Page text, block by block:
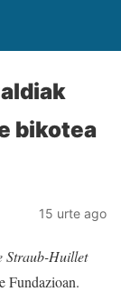
bikotea
15 urte ago
Straub-Huillet
Fundazioan.